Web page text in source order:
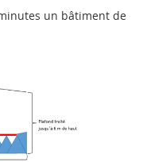
un bâtiment de